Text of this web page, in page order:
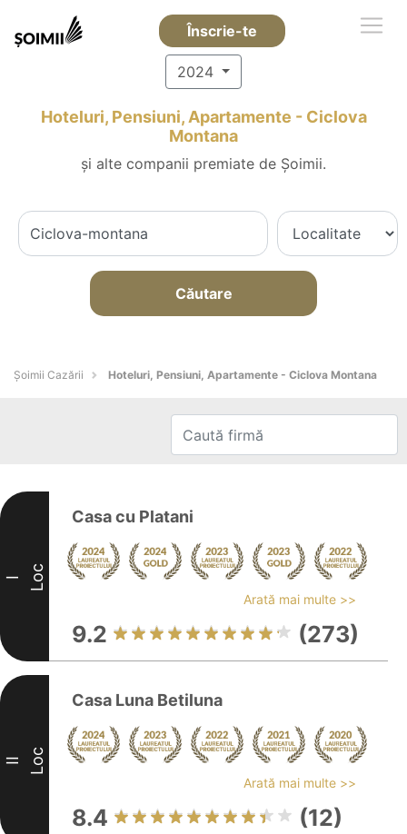
Înscrie-te
2024
Hoteluri, Pensiuni, Apartamente - Ciclova
Montana
și alte companii premiate de Șoimii.
Căutare
Șoimii Cazării Hoteluri, Pensiuni, Apartamente - Ciclova Montana
I Loc
Casa cu Platani
Arată mai multe >>
9.2 (273)
II Loc
Casa Luna Betiluna
Arată mai multe >>
8.4 (12)